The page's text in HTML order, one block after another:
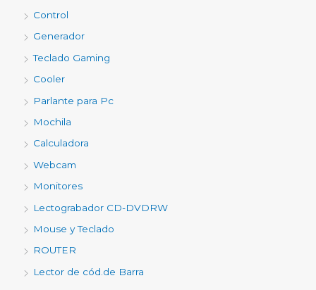
Control
Generador
Teclado Gaming
Cooler
Parlante para Pc
Mochila
Calculadora
Webcam
Monitores
Lectograbador CD-DVDRW
Mouse y Teclado
ROUTER
Lector de cód.de Barra